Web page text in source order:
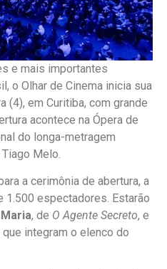
e mais importantes
o Olhar de Cinema inicia sua
(4), em Curitiba, com grande
acontece na Ópera de
do longa-metragem
Melo.
a cerimônia de abertura, a
1.500 espectadores. Estarão
, de O Agente Secreto, e
que integram o elenco do